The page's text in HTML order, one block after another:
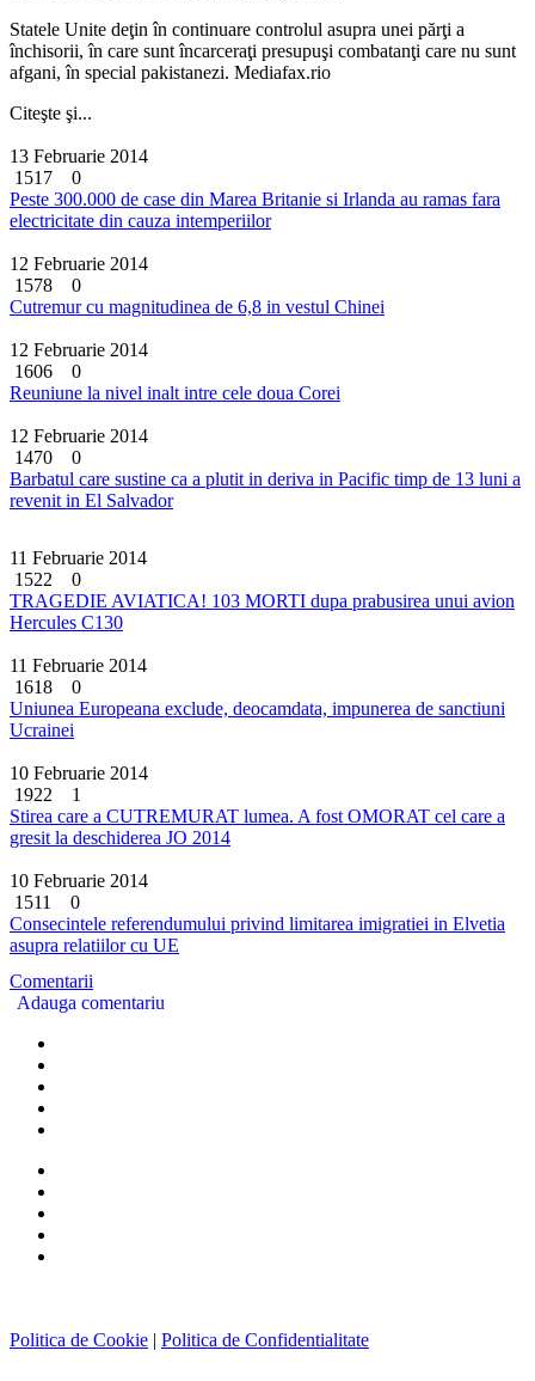
Statele Unite deţin în continuare controlul asupra unei părţi a
închisorii, în care sunt încarceraţi presupuşi combatanţi care nu sunt
afgani, în special pakistanezi. Mediafax.rio
Citeşte şi...
13 Februarie 2014
1517
0
Peste 300.000 de case din Marea Britanie si Irlanda au ramas fara
electricitate din cauza intemperiilor
12 Februarie 2014
1578
0
Cutremur cu magnitudinea de 6,8 in vestul Chinei
12 Februarie 2014
1606
0
Reuniune la nivel inalt intre cele doua Corei
12 Februarie 2014
1470
0
Barbatul care sustine ca a plutit in deriva in Pacific timp de 13 luni a
revenit in El Salvador
11 Februarie 2014
1522
0
TRAGEDIE AVIATICA! 103 MORTI dupa prabusirea unui avion
Hercules C130
11 Februarie 2014
1618
0
Uniunea Europeana exclude, deocamdata, impunerea de sanctiuni
Ucrainei
10 Februarie 2014
1922
1
Stirea care a CUTREMURAT lumea. A fost OMORAT cel care a
gresit la deschiderea JO 2014
10 Februarie 2014
1511
0
Consecintele referendumului privind limitarea imigratiei in Elvetia
asupra relatiilor cu UE
Comentarii
Adauga comentariu
Politica de Cookie | Politica de Confidentialitate